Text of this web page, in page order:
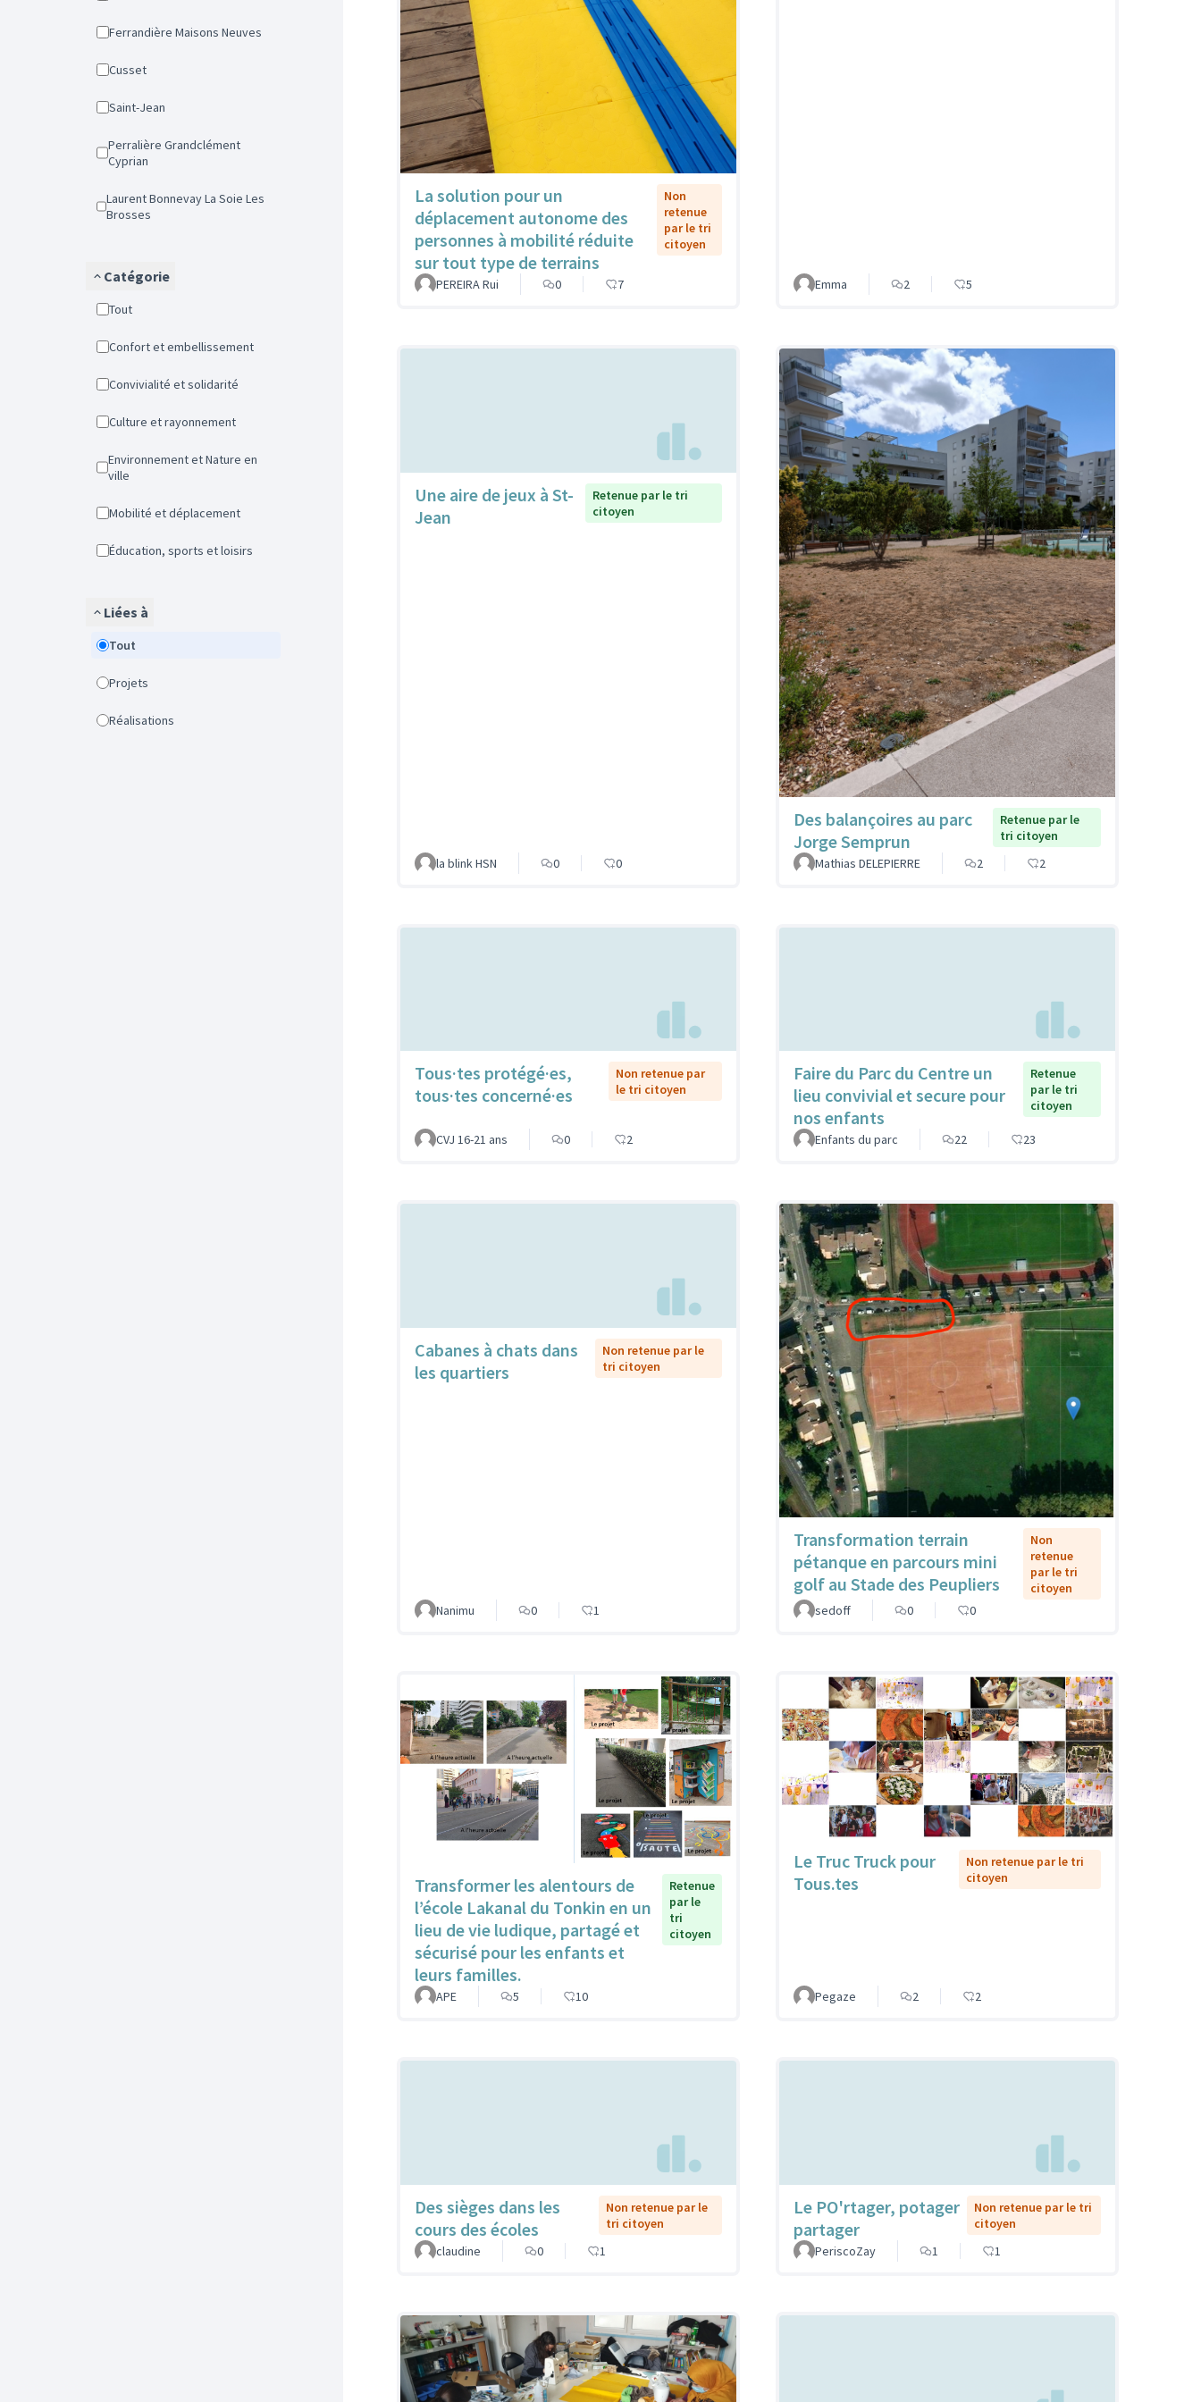
Ferrandière Maisons Neuves
Cusset
Saint-Jean
Perralière Grandclément
Cyprian
Laurent Bonnevay La Soie Les
Brosses
Catégorie
Tout
Confort et embellissement
Convivialité et solidarité
Culture et rayonnement
Environnement et Nature en
ville
Mobilité et déplacement
Éducation, sports et loisirs
Liées à
Tout
Projets
Réalisations
La solution pour un
déplacement autonome des
personnes à mobilité réduite
sur tout type de terrains
Non
retenue
par le tri
citoyen
PEREIRA Rui 0 7 Emma 2 5
Une aire de jeux à St-
Jean
Retenue par le tri
citoyen
la blink HSN 0 0
Des balançoires au parc
Jorge Semprun
Retenue par le
tri citoyen
Mathias DELEPIERRE
2 2
Tous·tes protégé·es,
tous·tes concerné·es
Non retenue par
le tri citoyen
CVJ 16-21 ans 0 2
Faire du Parc du Centre un
lieu convivial et secure pour
nos enfants
Retenue
par le tri
citoyen
Enfants du parc 22 23
Cabanes à chats dans
les quartiers
Non retenue par le
tri citoyen
Nanimu 0 1
Transformation terrain
pétanque en parcours mini
golf au Stade des Peupliers
Non
retenue
par le tri
citoyen
sedoff
0 0
Transformer les alentours de
l’école Lakanal du Tonkin en un
lieu de vie ludique, partagé et
sécurisé pour les enfants et
leurs familles.
Retenue
par le
tri
citoyen
APE 5 10
Le Truc Truck pour
Tous.tes
Non retenue par le tri
citoyen
Pegaze 2 2
Des sièges dans les
cours des écoles
Non retenue par le
tri citoyen
claudine
0 1
Le PO'rtager, potager
partager
Non retenue par le tri
citoyen
PeriscoZay
1 1